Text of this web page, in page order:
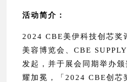
活动简介：
2024 CBE美伊科技创芯奖
美容博览会、CBE
发起，并于展会同期举办
耀加冕，「2024 CBE创芯